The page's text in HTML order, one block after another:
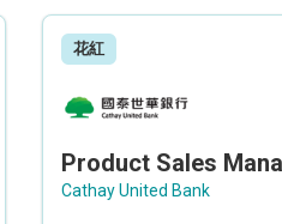
花紅
Cathay United Bank